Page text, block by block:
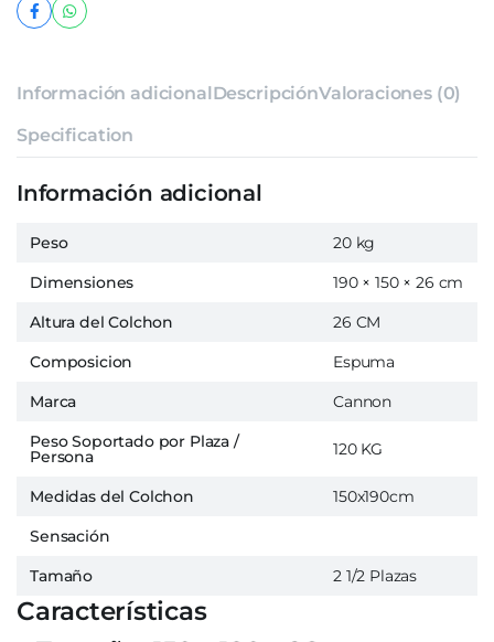
Información adicionalDescripciónValoraciones (0)
Specification
Información adicional
Peso
20 kg
Dimensiones
190 × 150 × 26 cm
Altura del Colchon
26 CM
Composicion
Espuma
Marca
Cannon
Peso Soportado por Plaza /
Persona 120 KG
Medidas del Colchon
150x190cm
Sensación
Tamaño
2 1/2 Plazas
Características